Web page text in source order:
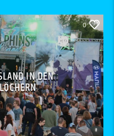
0
IN DEN